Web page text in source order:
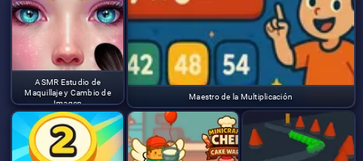
Maestro de la Multiplicación
ASMR Estudio de
Maquillaje y Cambio de
Imagen